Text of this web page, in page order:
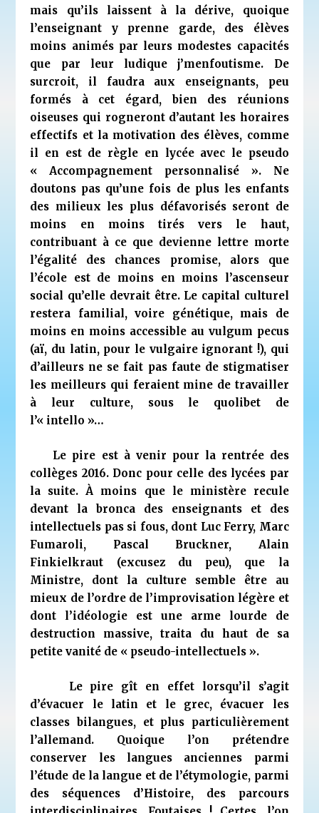
mais qu’ils laissent à la dérive, quoique
l’enseignant y prenne garde, des élèves
moins animés par leurs modestes capacités
que par leur ludique j’menfoutisme. De
surcroit, il faudra aux enseignants, peu
formés à cet égard, bien des réunions
oiseuses qui rogneront d’autant les horaires
effectifs et la motivation des élèves, comme
il en est de règle en lycée avec le pseudo
« Accompagnement personnalisé ». Ne
doutons pas qu’une fois de plus les enfants
des milieux les plus défavorisés seront de
moins en moins tirés vers le haut,
contribuant à ce que devienne lettre morte
l’égalité des chances promise, alors que
l’école est de moins en moins l’ascenseur
social qu’elle devrait être. Le capital culturel
restera familial, voire génétique, mais de
moins en moins accessible au vulgum pecus
(aï, du latin, pour le vulgaire ignorant !), qui
d’ailleurs ne se fait pas faute de stigmatiser
les meilleurs qui feraient mine de travailler
à leur culture, sous le quolibet de
l’« intello »…
Le pire est à venir pour la rentrée des
collèges 2016. Donc pour celle des lycées par
la suite. À moins que le ministère recule
devant la bronca des enseignants et des
intellectuels pas si fous, dont Luc Ferry, Marc
Fumaroli, Pascal Bruckner, Alain
Finkielkraut (excusez du peu), que la
Ministre, dont la culture semble être au
mieux de l’ordre de l’improvisation légère et
dont l’idéologie est une arme lourde de
destruction massive, traita du haut de sa
petite vanité de « pseudo-intellectuels ».
Le pire gît en effet lorsqu’il s’agit
d’évacuer le latin et le grec, évacuer les
classes bilangues, et plus particulièrement
l’allemand. Quoique l’on prétendre
conserver les langues anciennes parmi
l’étude de la langue et de l’étymologie, parmi
des séquences d’Histoire, des parcours